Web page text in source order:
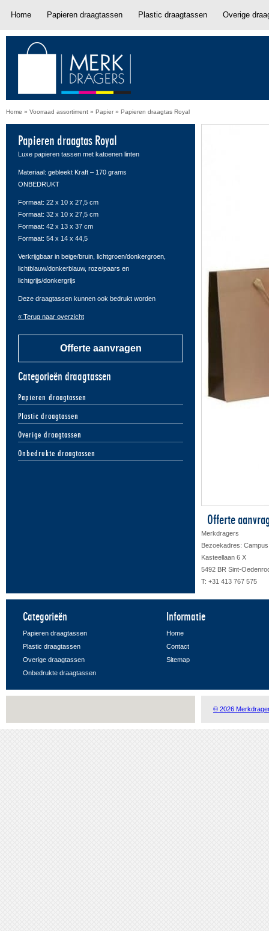
Home Papieren draagtassen Plastic draagtassen Overige
Home » Voorraad assortiment » Papier » Papieren draagtas Royal
Papieren draagtas Royal
Luxe papieren tassen met katoenen linten
Materiaal: gebleekt Kraft – 170 grams
ONBEDRUKT
Formaat: 22 x 10 x 27,5 cm
Formaat: 32 x 10 x 27,5 cm
Formaat: 42 x 13 x 37 cm
Formaat: 54 x 14 x 44,5
Verkrijgbaar in beige/bruin, lichtgroen/donkergroen,
lichtblauw/donkerblauw, roze/paars en
lichtgrijs/donkergrijs
Deze draagtassen kunnen ook bedrukt worden
« Terug naar overzicht
Offerte aanvragen
Categorieën draagtassen
Papieren draagtassen
Plastic draagtassen
Overige draagtassen
Onbedrukte draagtassen
Offerte
Merkdragers
Bezoekadres:
Kasteellaan 6 X
5492 BR Sint-
T: +31 413 767 575
Categorieën
Papieren draagtassen
Plastic draagtassen
Overige draagtassen
Onbedrukte draagtassen
Informatie
Home
Contact
Sitemap
© 2026